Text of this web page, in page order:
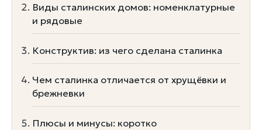
Виды сталинских домов: номенклатурные
и рядовые
Конструктив: из чего сделана сталинка
Чем сталинка отличается от хрущёвки и
брежневки
Плюсы и минусы: коротко